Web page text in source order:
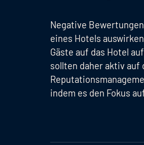
Negative
eines Hotels
Gäste auf das Hotel
sollten daher aktiv auf
indem es den Fokus